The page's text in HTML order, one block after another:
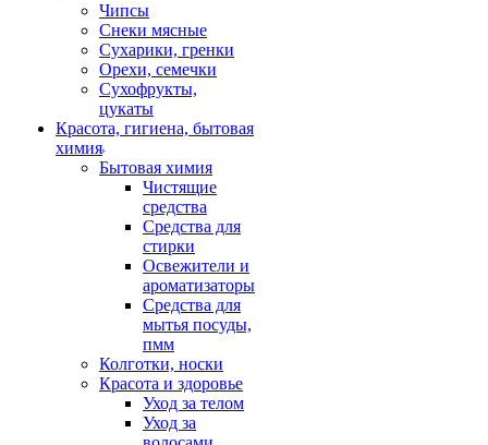
Чипсы
Снеки мясные
Сухарики, гренки
Орехи, семечки
Сухофрукты,
цукаты
Красота, гигиена, бытовая
химия
Бытовая химия
Чистящие
средства
Средства для
стирки
Освежители и
ароматизаторы
Средства для
мытья посуды,
пмм
Колготки, носки
Красота и здоровье
Уход за телом
Уход за